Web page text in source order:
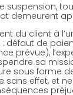
suspension,
demeurent
du client à
défaut de
prévue),
sa
sous forme
sans effet, et